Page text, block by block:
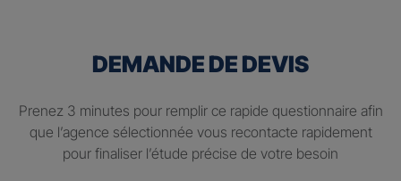
DEMANDE DE DEVIS
Prenez 3 minutes pour remplir ce rapide questionnaire afin
que l’agence sélectionnée vous recontacte rapidement
pour finaliser l’étude précise de votre besoin